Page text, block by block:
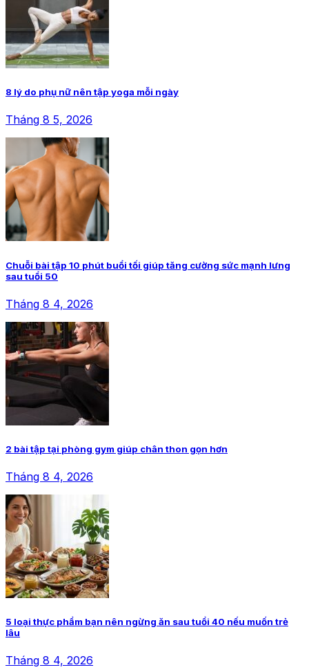
8 lý do phụ nữ nên tập yoga mỗi ngày
Tháng 8 5, 2026
Chuỗi bài tập 10 phút buổi tối giúp tăng cường sức mạnh lưng
sau tuổi 50
Tháng 8 4, 2026
2 bài tập tại phòng gym giúp chân thon gọn hơn
Tháng 8 4, 2026
5 loại thực phẩm bạn nên ngừng ăn sau tuổi 40 nếu muốn trẻ
lâu
Tháng 8 4, 2026